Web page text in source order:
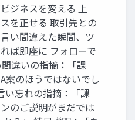
ジネスを変える 上
を正せる 取引先との
い間違えた瞬間、ツ
ば即座に フォローで
違いの指摘：「課
案のほうではないでし
い忘れの指摘：「課
のご説明がまだでは